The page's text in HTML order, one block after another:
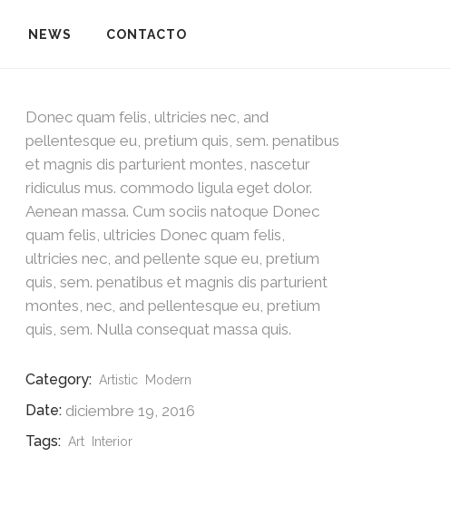
NEWS CONTACTO
Donec quam felis, ultricies nec, and
pellentesque eu, pretium quis, sem. penatibus
et magnis dis parturient montes, nascetur
ridiculus mus. commodo ligula eget dolor.
Aenean massa. Cum sociis natoque Donec
quam felis, ultricies Donec quam felis,
ultricies nec, and pellente sque eu, pretium
quis, sem. penatibus et magnis dis parturient
montes, nec, and pellentesque eu, pretium
quis, sem. Nulla consequat massa quis.
Category: Artistic Modern
Date: diciembre 19, 2016
Tags: Art Interior